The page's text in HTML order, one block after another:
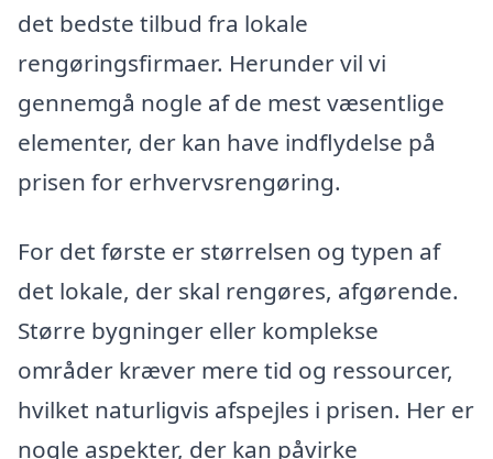
det bedste tilbud fra lokale
rengøringsfirmaer. Herunder vil vi
gennemgå nogle af de mest væsentlige
elementer, der kan have indflydelse på
prisen for erhvervsrengøring.
For det første er størrelsen og typen af
det lokale, der skal rengøres, afgørende.
Større bygninger eller komplekse
områder kræver mere tid og ressourcer,
hvilket naturligvis afspejles i prisen. Her er
nogle aspekter, der kan påvirke